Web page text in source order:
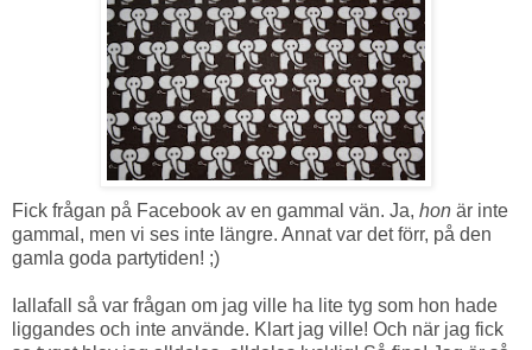
Fick frågan på Facebook av en gammal vän. Ja, hon är inte
gammal, men vi ses inte längre. Annat var det förr, på den
gamla goda partytiden! ;)
Iallafall så var frågan om jag ville ha lite tyg som hon hade
liggandes och inte använde. Klart jag ville! Och när jag fick